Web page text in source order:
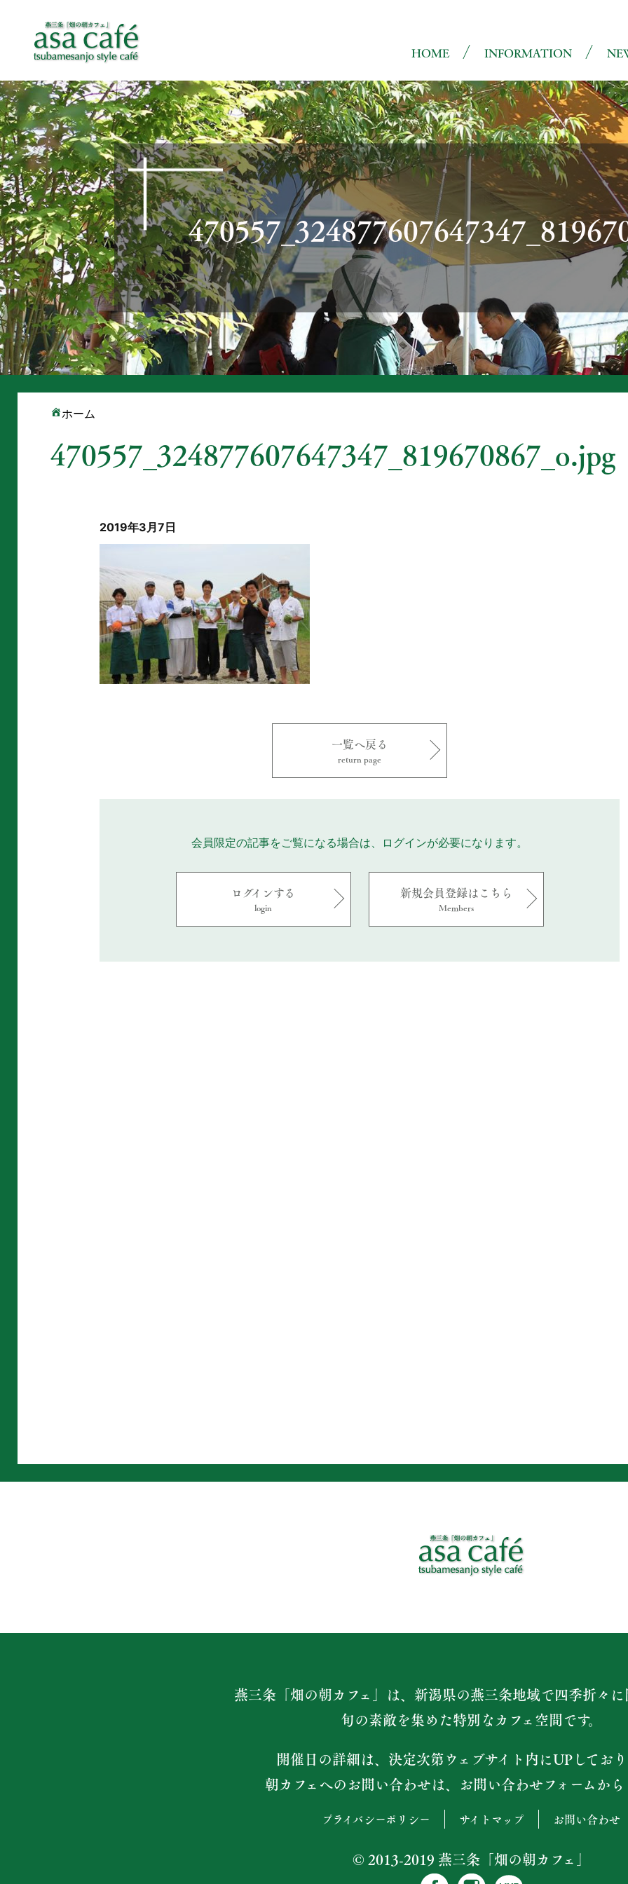
HOME
INFORMATION
ホーム
470557_324877607647347_819670867_o.jpg
2019年3月7日
一覧へ戻る
return page
会員限定の記事をご覧になる場合は、ログインが必要になります。
ログインする
login
新規会員登録はこちら
Members
燕三条「畑の朝カフェ」は、新潟県の燕三条地域で四季折々に
旬の素敵を集めた特別なカフェ空間です。
開催日の詳細は、決定次第ウェブサイト内にUPしており
朝カフェへのお問い合わせは、お問い合わせフォームから
プライバシーポリシー サイトマップ お問い合わせ
© 2013-2019 燕三条「畑の朝カフェ」